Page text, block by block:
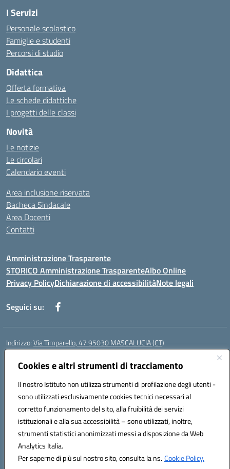
Cookies e altri strumenti di tracciamento
Il nostro Istituto non utilizza strumenti di profilazione degli utenti -
sono utilizzati esclusivamente cookies tecnici necessari al
corretto funzionamento del sito, alla fruibilità dei servizi
istituzionali e alla sua accessibilità – sono utilizzati, inoltre,
strumenti statistici anonimizzati messi a disposizione da Web
Analytics Italia.
Per saperne di più sul nostro sito, consulta la ns.Cookie Policy.
I Servizi
Personale scolastico
Famiglie e studenti
Percorsi di studio
Didattica
Offerta formativa
Le schede didattiche
I progetti delle classi
Novità
Le notizie
Le circolari
Calendario eventi
Area inclusione riservata
Bacheca Sindacale
Area Docenti
Contatti
Amministrazione Trasparente
STORICO Amministrazione TrasparenteAlbo Online
Privacy PolicyDichiarazione di accessibilitàNote legali
Seguici su:
Indirizzo:Via Timparello, 47 95030 MASCALUCIA (CT)
Centralino:
Posta elettronica certificata (PEC):ctic8bc002@pec.istruzione.it
Codice fiscale: 93238350875
Codice meccanografico:ctic8bc002
Codice Indice delle Pubbliche Amministrazioni (IPA): istsc_ctic8bc002
Codice unico di fatturazione (CUF): 2PO2JW
Hosting & Powered by 3D Solution S.r.l.
Concept & Design by Designers Italia